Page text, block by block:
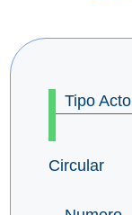
Tipo Acto
Circular